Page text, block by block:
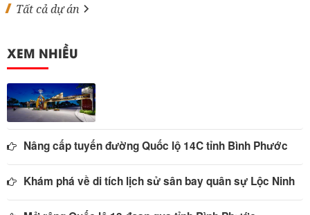
Tất cả dự án
XEM NHIỀU
Nâng cấp tuyến đường Quốc lộ 14C tỉnh Bình Phước
Khám phá về di tích lịch sử sân bay quân sự Lộc Ninh